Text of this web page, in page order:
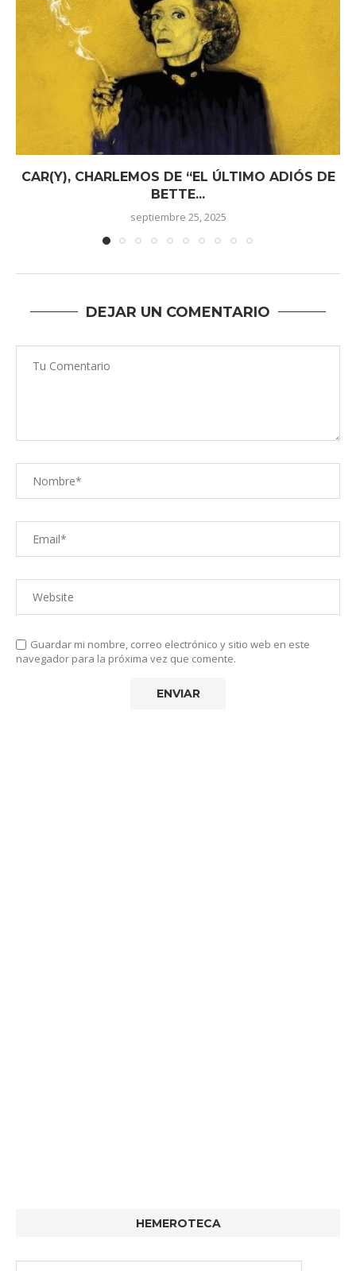
CAR(Y), CHARLEMOS DE “EL ÚLTIMO ADIÓS DE
BETTE...
septiembre 25, 2025
DEJAR UN COMENTARIO
Guardar mi nombre, correo electrónico y sitio web en este
navegador para la próxima vez que comente.
HEMEROTECA